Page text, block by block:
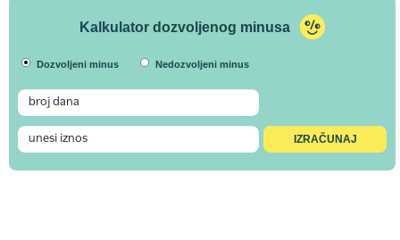
Kalkulator dozvoljenog minusa
Dozvoljeni minus Nedozvoljeni minus